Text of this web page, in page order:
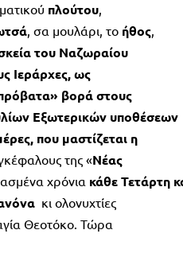
πλούτου,
, σα μουλάρι, το ήθος,
του Ναζωραίου
Ιεράρχες, ως
βορά στους
Εξωτερικών υποθέσεων
που μαστίζεται η
της «Νέας
χρόνια κάθε Τετάρτη
κι ολονυχτίες
Θεοτόκο. Τώρα